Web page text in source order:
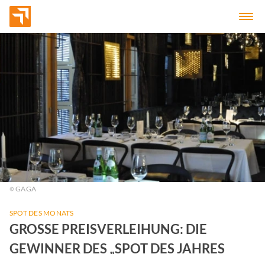
GAGA
SPOT DES MONATS
GROSSE PREISVERLEIHUNG: DIE G
EWINNER DES „SPOT DES JAHRES 2